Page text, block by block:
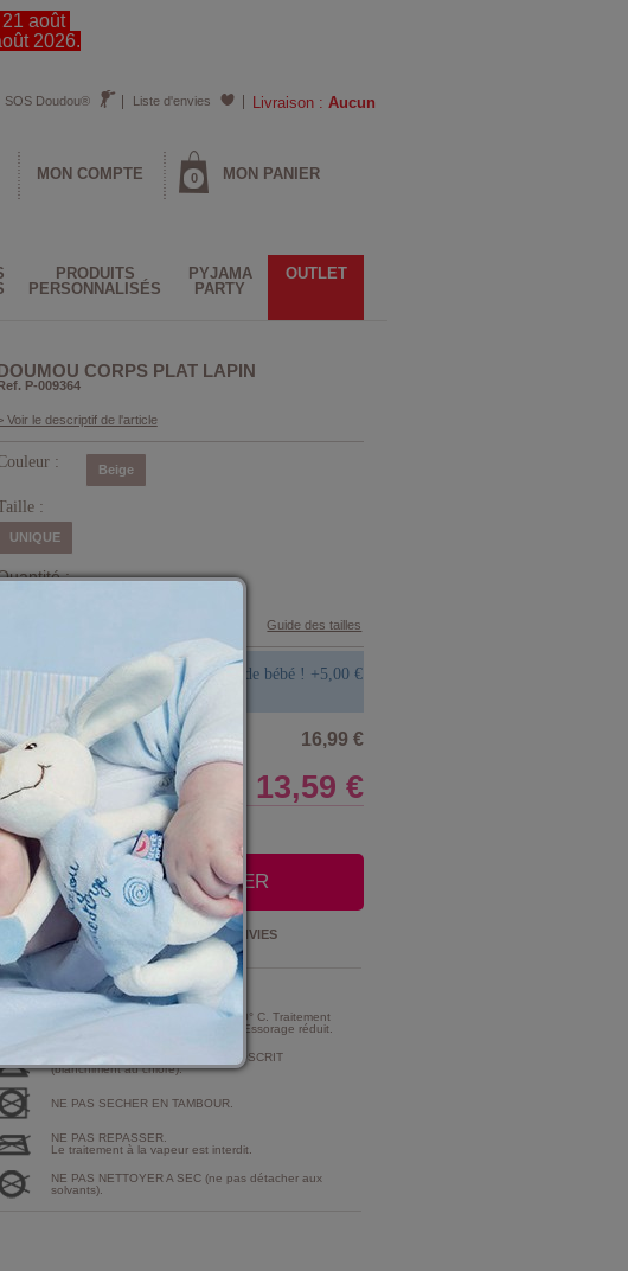
août
2026.
Livraison : Aucun
Liste d'envies
SOS Doudou®
MON COMPTE 0 MON PANIER
PRODUITS
PERSONNALISÉS
PYJAMA
PARTY
OUTLET
CORPS PLAT LAPIN
P-009364
Voir le descriptif de l'article
: Beige
:
UNIQUE
:
Guide des tailles
Faire broder le prénom de bébé ! +5,00 €
16,99 €
Prix 13,59 €
D'INFOS SUR LE CLUB
AJOUTER AU PANIER
LISTE D'ENVIES
et Entretien :
PROGRAMME TRES MODERE A 30° C. Traitement
mécanique d'intensité très réduite. Essorage réduit.
TRAITEMENT DE CHLORAGE PROSCRIT
(blanchiment au chlore).
NE PAS SECHER EN TAMBOUR.
NE PAS REPASSER.
Le traitement à la vapeur est interdit.
NE PAS NETTOYER A SEC (ne pas détacher aux
solvants).